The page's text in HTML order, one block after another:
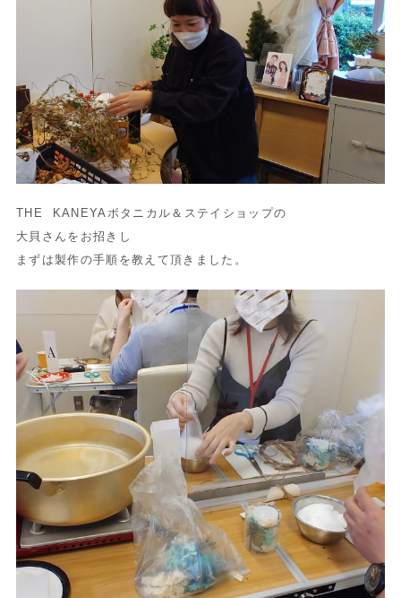
THE KANEYAボタニカル＆ステイショップの
大貝さんをお招きし
まずは製作の手順を教えて頂きました。